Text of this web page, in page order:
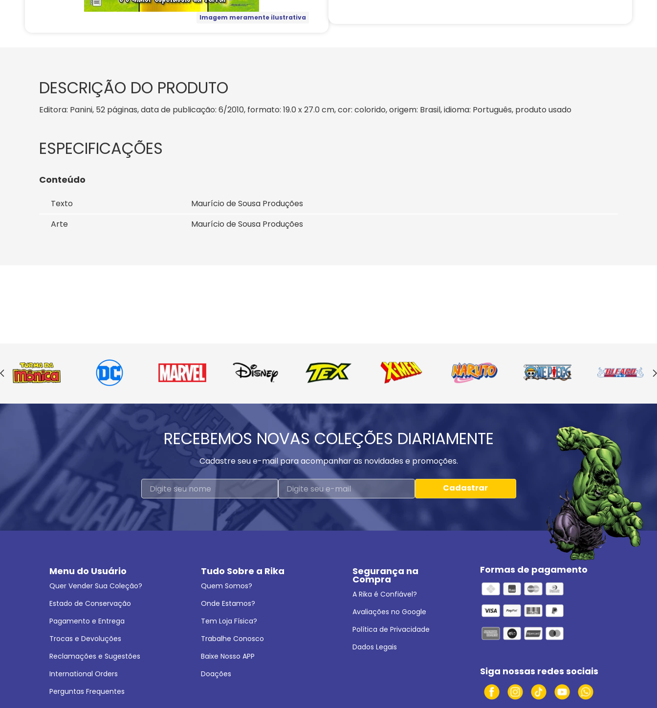
Imagem meramente ilustrativa
DESCRIÇÃO DO PRODUTO
Editora: Panini, 52 páginas, data de publicação: 6/2010, formato: 19.0 x 27.0 cm, cor: colorido, origem: Brasil, idioma: Português, produto usado
Conteúdo
Texto
Maurício de Sousa Produções
Arte
Maurício de Sousa Produções
RECEBEMOS NOVAS COLEÇÕES DIARIAMENTE
Cadastre seu e-mail para acompanhar as novidades e promoções.
Cadastrar
Menu do Usuário
Quer Vender Sua Coleção?
Estado de Conservação
Pagamento e Entrega
Trocas e Devoluções
Reclamações e Sugestões
International Orders
Perguntas Frequentes
Tudo Sobre a Rika
Quem Somos?
Onde Estamos?
Tem Loja Física?
Trabalhe Conosco
Baixe Nosso APP
Doações
Segurança na
Compra
A Rika é Confiável?
Avaliações no Google
Política de Privacidade
Dados Legais
Formas de pagamento
Siga nossas redes sociais